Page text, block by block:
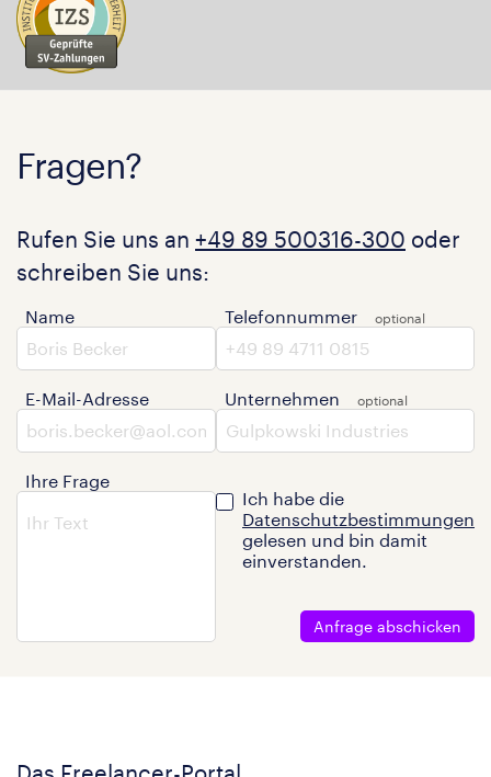
Fragen?
Rufen Sie uns an +49 89 500316-300 oder
schreiben Sie uns:
Name
E-Mail-Adresse
Ihre Frage
Telefonnummer
Unternehmen
Ich habe die
Datenschutzbestimmungen
gelesen und bin damit
einverstanden.
Anfrage abschicken